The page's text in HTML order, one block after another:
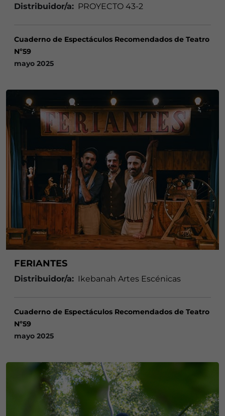
Distribuidor/a: PROYECTO 43-2
Cuaderno de Espectáculos Recomendados de Teatro
Nº59
mayo 2025
FERIANTES
Distribuidor/a: Ikebanah Artes Escénicas
Cuaderno de Espectáculos Recomendados de Teatro
Nº59
mayo 2025